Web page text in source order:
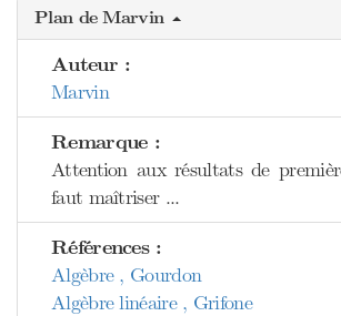
Plan de Marvin
Auteur :
Marvin
Remarque :
Attention aux résultats de
faut maîtriser ...
Références :
Algèbre , Gourdon
Algèbre linéaire , Grifone